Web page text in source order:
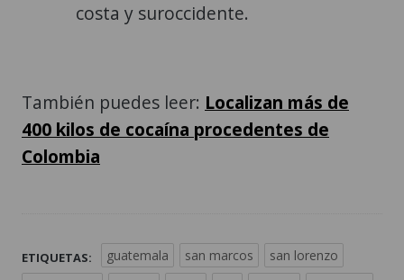
costa y suroccidente.
También puedes leer: Localizan más de
400 kilos de cocaína procedentes de
Colombia
ETIQUETAS: guatemala san marcos
san lorenzo